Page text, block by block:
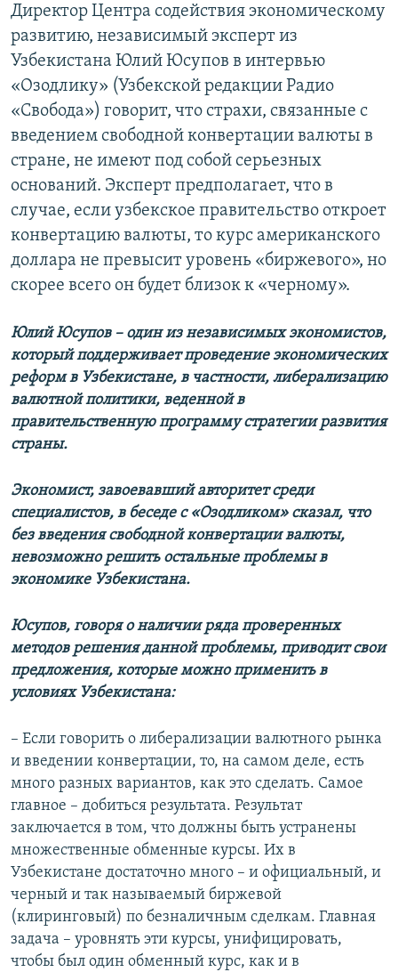
Директор Центра содействия экономическому
развитию, независимый эксперт из
Узбекистана Юлий Юсупов в интервью
«Озодлику» (Узбекской редакции Радио
«Свобода») говорит, что страхи, связанные с
введением свободной конвертации валюты в
стране, не имеют под собой серьезных
оснований. Эксперт предполагает, что в
случае, если узбекское правительство откроет
конвертацию валюты, то курс американского
доллара не превысит уровень «биржевого», но
скорее всего он будет близок к «черному».
Юлий Юсупов – один из независимых экономистов,
который поддерживает проведение экономических
реформ в Узбекистане, в частности, либерализацию
валютной политики, веденной в
правительственную программу стратегии развития
страны.
Экономист, завоевавший авторитет среди
специалистов, в беседе с «Озодликом» сказал, что
без введения свободной конвертации валюты,
невозможно решить остальные проблемы в
экономике Узбекистана.
Юсупов, говоря о наличии ряда проверенных
методов решения данной проблемы, приводит свои
предложения, которые можно применить в
условиях Узбекистана:
– Если говорить о либерализации валютного рынка
и введении конвертации, то, на самом деле, есть
много разных вариантов, как это сделать. Самое
главное – добиться результата. Результат
заключается в том, что должны быть устранены
множественные обменные курсы. Их в
Узбекистане достаточно много – и официальный, и
черный и так называемый биржевой
(клиринговый) по безналичным сделкам. Главная
задача – уровнять эти курсы, унифицировать,
чтобы был один обменный курс, как и в